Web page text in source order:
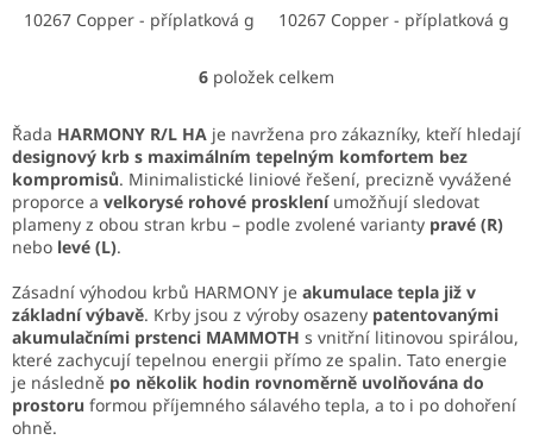
Výkon 2,8–7,2 kW poskytuje
10267 Copper - příplatková glazura 90002 Bílá lesklá
ceně. Výkon 2,8–7,2 kW
10267 Copper - příplatková
O
l
á
d
a
c
r
v
k
y
v
ý
6 položek celkem
Řada HARMONY R/L HA je navržena pro zákazníky, kteří hledají
designový krb s maximálním tepelným komfortem bez
kompromisů. Minimalistické liniové řešení, precizně vyvážené
proporce a velkorysé rohové proskleníumožňují sledovat
plameny z obou stran krbu – podle zvolené varianty pravé (R)
nebo levé (L).
Zásadní výhodou krbů HARMONY je akumulace tepla již v
základní výbavě. Krby jsou z výroby osazeny patentovanými
akumulačními prstenci MAMMOTH s vnitřní litinovou spirálou,
které zachycují tepelnou energii přímo ze spalin. Tato energie
je následně po několik hodin rovnoměrně uvolňována do
prostoru formou příjemného sálavého tepla, a to i po dohoření
ohně.